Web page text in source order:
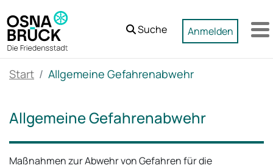
Zum Hauptinhalt springen
Suche Anmelden
Start Allgemeine Gefahrenabwehr
Allgemeine Gefahrenabwehr
Maßnahmen zur Abwehr von Gefahren für die